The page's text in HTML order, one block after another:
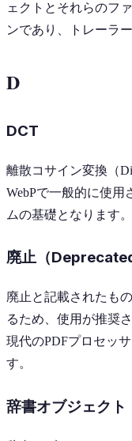
ェクトとそれらのフ
ンであり、トレーラ
D
DCT
離散コサイン変換（
WebPで一般的に使
ムの基礎となります。
廃止（Deprecated
廃止と記載されたも
るため、使用が推奨
現代のPDFプロセッ
す。
辞書オブジェク